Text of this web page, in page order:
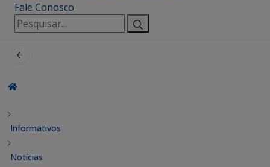
Fale Conosco
Pesquisar
por:
Informativos
Notícias